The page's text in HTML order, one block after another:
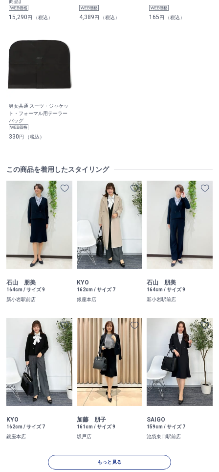
商品】
15,290円 （税込） 4,389円 （税込） 165円 （税込）
男女共通 スーツ・ジャケッ
ト・フォーマル用テーラー
バッグ
330円 （税込）
この商品を着用したスタイリング
石山 朋美
164cm / サイズ 9
新小岩駅前店
KYO
162cm / サイズ 7
銀座本店
石山 朋美
164cm / サイズ 9
新小岩駅前店
KYO
162cm / サイズ 7
銀座本店
加藤 朋子
161cm / サイズ 9
坂戸店
SAIGO
159cm / サイズ 7
池袋東口駅前店
もっと見る